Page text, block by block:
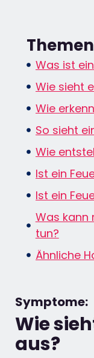
Was ist
Wie sieht
Wie
So sieht
Wie
Ist ein
Ist ein
Was kann
tun?
Ähnliche
Symptome:
Wie
aus?